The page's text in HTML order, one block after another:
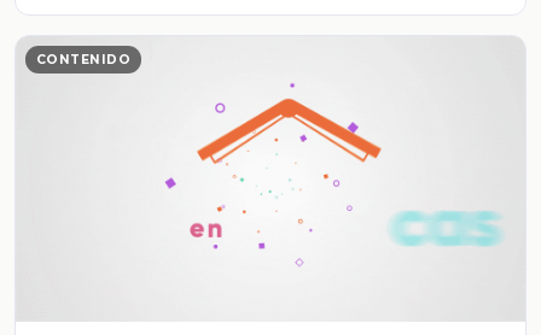
CONTENIDO